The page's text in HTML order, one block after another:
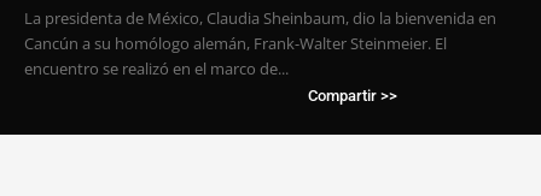
La presidenta de México, Claudia Sheinbaum, dio la bienvenida en
Cancún a su homólogo alemán, Frank-Walter Steinmeier. El
encuentro se realizó en el marco de...
Compartir >>